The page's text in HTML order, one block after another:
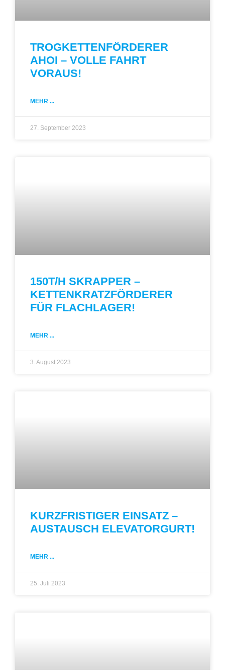
TROGKETTENFÖRDERER
AHOI – VOLLE FAHRT
VORAUS!
MEHR ...
27. September 2023
150T/H SKRAPPER –
KETTENKRATZFÖRDERER
FÜR FLACHLAGER!
MEHR ...
3. August 2023
KURZFRISTIGER EINSATZ –
AUSTAUSCH ELEVATORGURT!
MEHR ...
25. Juli 2023